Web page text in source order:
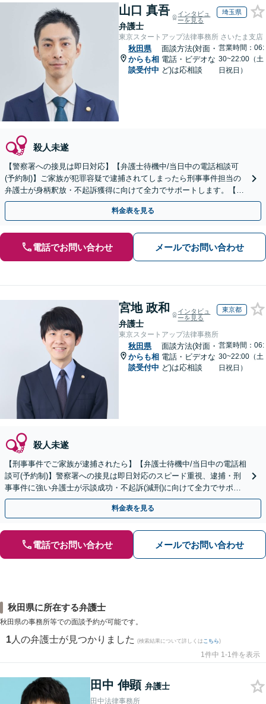
山口 真吾
弁護士
インタビュ
ーを見る
埼玉県
東京スタートアップ法律事務所 さいたま支店
秋田県
からも相
談受付中
面談方法(対面・
電話・ビデオな
ど)は応相談
営業時間：06:
30~22:00（土
日祝日）
殺人未遂
【警察署への接見は即日対応】【弁護士待機中/当日中の電話相談可
(予約制)】ご家族が犯罪容疑で逮捕されてしまったら刑事事件担当の
弁護士が身柄釈放・不起訴獲得に向けて全力でサポートします。【毎
月100名以上の相談実績】【全国対応】
料金表を見る
電話でお問い合わせ メールでお問い合わせ
宮地 政和
弁護士
インタビュ
ーを見る
東京都
東京スタートアップ法律事務所
秋田県
からも相
談受付中
面談方法(対面・
電話・ビデオな
ど)は応相談
営業時間：06:
30~22:00（土
日祝日）
殺人未遂
【刑事事件でご家族が逮捕されたら】【弁護士待機中/当日中の電話相
談可(予約制)】警察署への接見は即日対応のスピード重視、逮捕・刑
事事件に強い弁護士が示談成功・不起訴(減刑)に向けて全力でサポー
トします。【加害者側の相談専門】
料金表を見る
電話でお問い合わせ メールでお問い合わせ
秋田県に所在する弁護士
秋田県の事務所等での面談予約が可能です。
1 人の弁護士が見つかりました (検索結果について詳しくは こちら)
1件中 1-1件を表示
田中 伸顕 弁護士
田中法律事務所